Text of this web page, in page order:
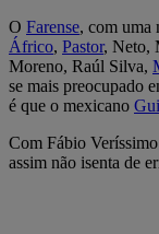
O Farense, com
Áfrico, Pastor, Neto,
Moreno, Raúl Silva,
se mais preocupado
é que o mexicano
Com Fábio
assim não isenta de